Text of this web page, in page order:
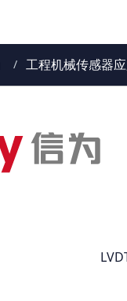
工程机械传感器